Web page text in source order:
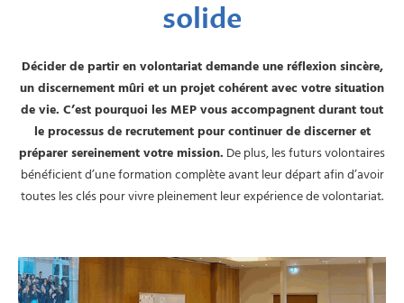
solide
Décider de partir en volontariat demande une réflexion sincère,
un discernement mûri et un projet cohérent avec votre situation
de vie. C’est pourquoi les MEP vous accompagnent durant tout
le processus de recrutement pour continuer de discerner et
préparer sereinement votre mission. De plus, les futurs volontaires
bénéficient d’une formation complète avant leur départ afin d’avoir
toutes les clés pour vivre pleinement leur expérience de volontariat.